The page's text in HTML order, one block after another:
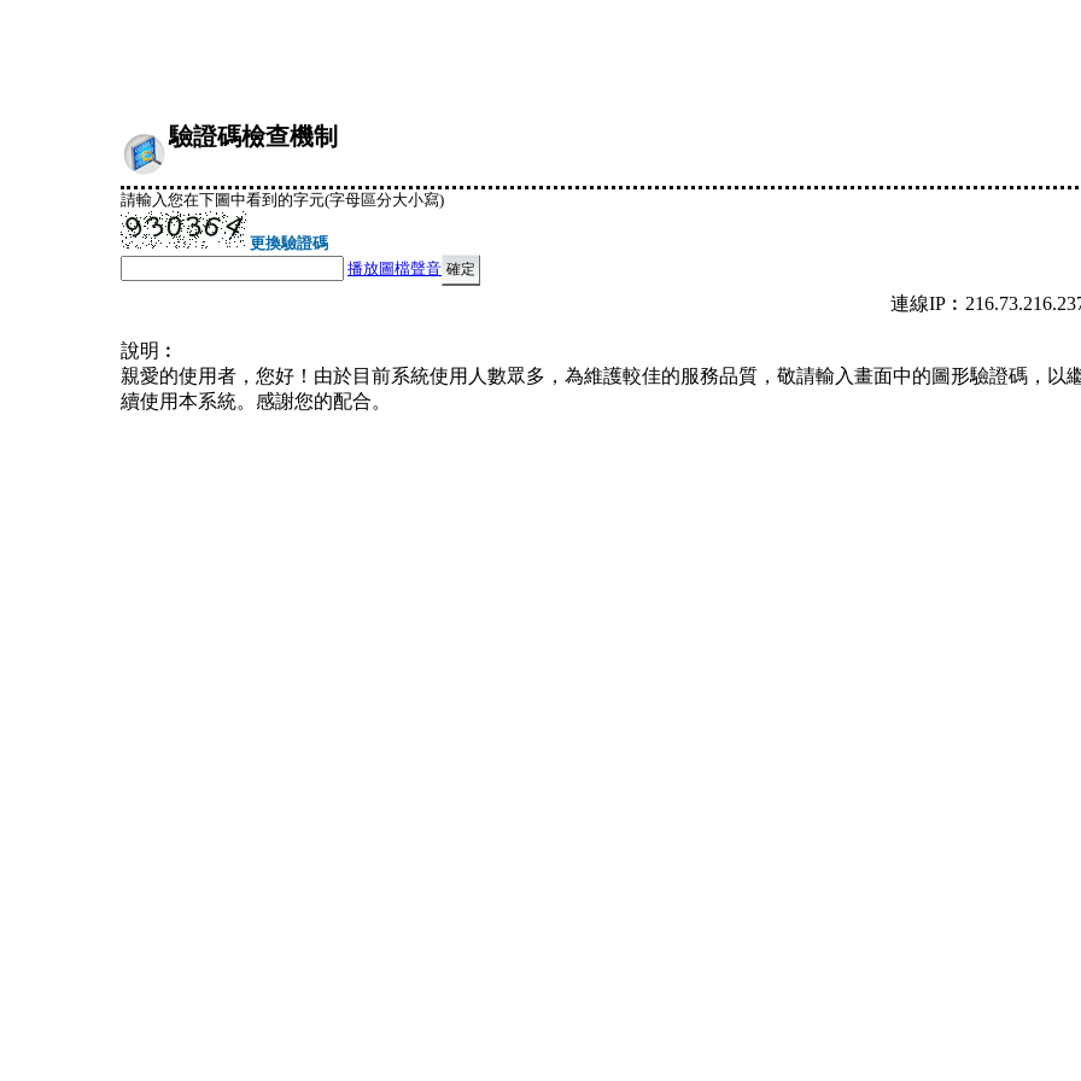
驗證碼檢查機制
請輸入您在下圖中看到的字元(字母區分大小寫)
更換驗證碼
播放圖檔聲音
連線
說明︰
親愛的使用者，您好！由於目前系統使用人數眾多，為維護較佳的服務品質，敬請輸入畫面中的圖形驗證碼，以
續使用本系統。感謝您的配合。